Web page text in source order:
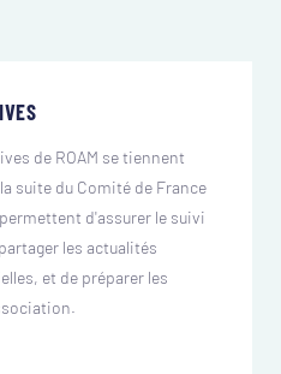
de ROAM se tiennent
suite du Comité de France
d'assurer le suivi
les actualités
et de préparer les